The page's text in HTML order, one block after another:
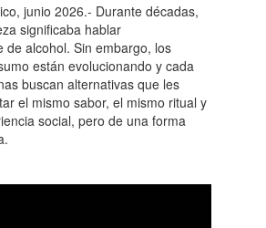
junio 2026.- Durante décadas,
significaba hablar
de alcohol. Sin embargo, los
están evolucionando y cada
buscan alternativas que les
el mismo sabor, el mismo ritual y
social, pero de una forma